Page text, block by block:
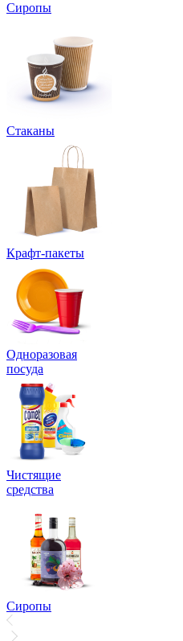
Сиропы
Стаканы
Крафт-пакеты
Одноразовая
посуда
Чистящие
средства
Сиропы